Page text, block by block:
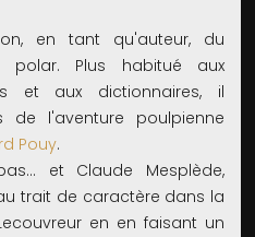
en tant qu'auteur, du
Plus habitué aux
et aux dictionnaires, il
l'aventure poulpienne
Pouy.
et Claude Mesplède,
trait de caractère dans la
en en faisant un